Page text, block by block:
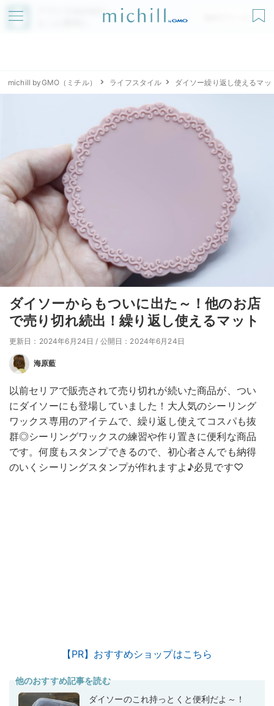
アプリでmichillが
無料ダウンロード
michill byGMO（ミチル） ライフスタイル ダイソー繰り返し使えるマッ
ダイソーからもついに出た～！他のお店
で売り切れ続出！繰り返し使えるマット
更新日：2024年6月24日 / 公開日：2024年6月24日
海原藍
以前セリアで販売されて売り切れが続いた商品が、つい
にダイソーにも登場していました！大人気のシーリング
ワックス専用のアイテムで、繰り返し使えてコスパも抜
群◎シーリングワックスの練習や作り置きに便利な商品
です。何度もスタンプできるので、初心者さんでも納得
のいくシーリングスタンプが作れますよ♪必見です♡
【PR】おすすめショップはこちら
他のおすすめ記事を読む
ダイソーのこれ持っとくと便利だよ～！